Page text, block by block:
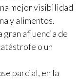
mejor visibilidad
y alimentos.
gran afluencia de
o un
parcial, en la